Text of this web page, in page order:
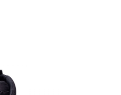
wygodne - w innym wypadku może
warto także sprawdzić co wyścieła
zapewniający odpowiednią temperaturę